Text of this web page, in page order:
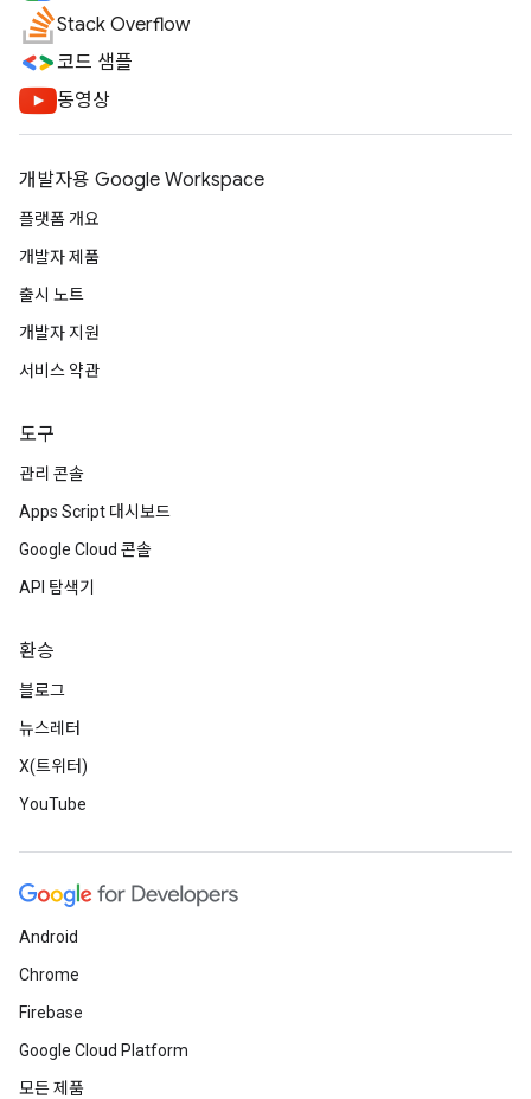
Stack Overflow
코드 샘플
동영상
개발자용 Google Workspace
플랫폼 개요
개발자 제품
출시 노트
개발자 지원
서비스 약관
도구
관리 콘솔
Apps Script 대시보드
Google Cloud 콘솔
API 탐색기
환승
블로그
뉴스레터
X(트위터)
YouTube
Android
Chrome
Firebase
Google Cloud Platform
모든 제품